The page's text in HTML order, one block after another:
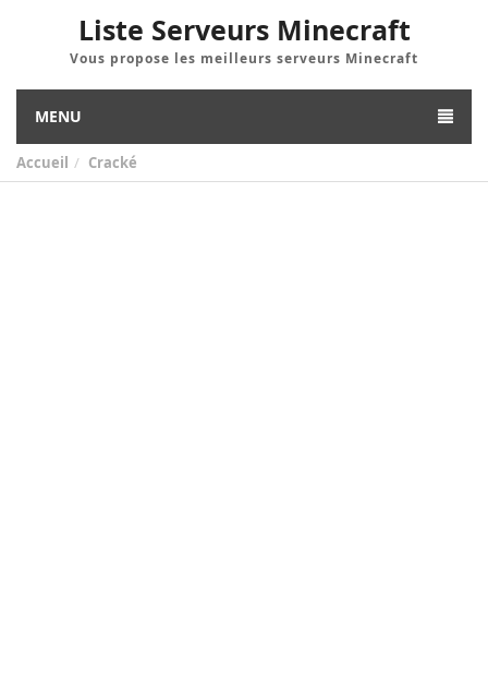
Liste Serveurs Minecraft
Vous propose les meilleurs serveurs Minecraft
MENU
Accueil Cracké